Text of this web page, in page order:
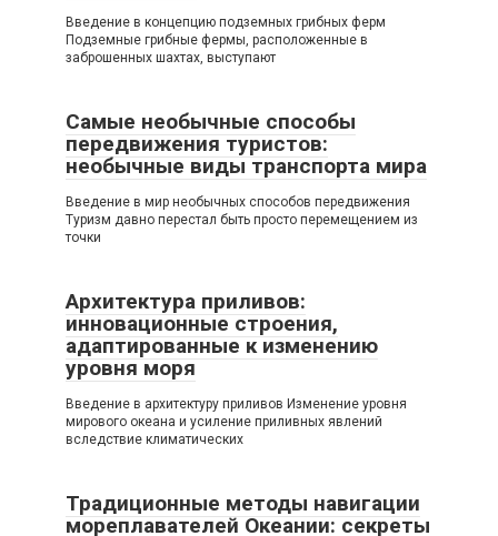
Введение в концепцию подземных грибных ферм
Подземные грибные фермы, расположенные в
заброшенных шахтах, выступают
Самые необычные способы
передвижения туристов:
необычные виды транспорта мира
Введение в мир необычных способов передвижения
Туризм давно перестал быть просто перемещением из
точки
Архитектура приливов:
инновационные строения,
адаптированные к изменению
уровня моря
Введение в архитектуру приливов Изменение уровня
мирового океана и усиление приливных явлений
вследствие климатических
Традиционные методы навигации
мореплавателей Океании: секреты